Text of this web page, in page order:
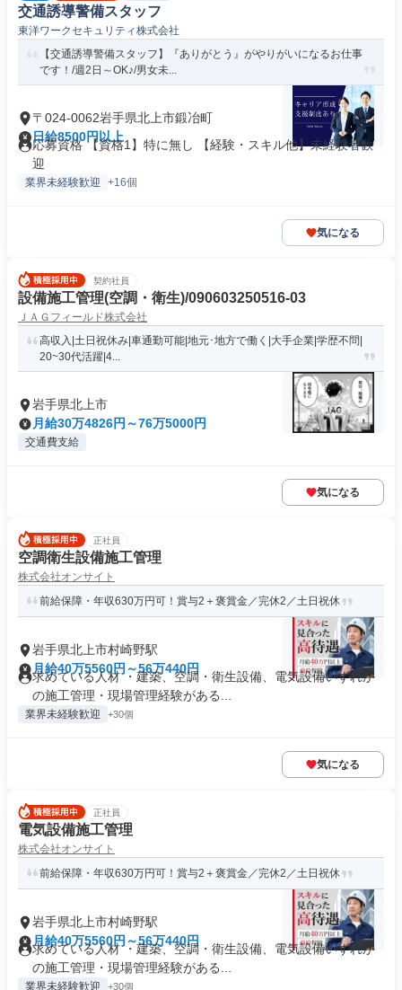
交通誘導警備スタッフ
東洋ワークセキュリティ株式会社
【交通誘導警備スタッフ】『ありがとう』がやりがいになるお仕事
です！/週2日～OK♪/男女未...
〒024-0062岩手県北上市鍛冶町
日給8500円以上
応募資格 【資格1】特に無し 【経験・スキル他】未経験者歓
迎
業界未経験歓迎 +16個
気になる
契約社員
設備施工管理(空調・衛生)/090603250516-03
ＪＡＧフィールド株式会社
高収入|土日祝休み|車通勤可能|地元･地方で働く|大手企業|学歴不問|
20~30代活躍|4...
岩手県北上市
月給30万4826円～76万5000円
交通費支給
気になる
正社員
空調衛生設備施工管理
株式会社オンサイト
前給保障・年収630万円可！賞与2＋褒賞金／完休2／土日祝休
岩手県北上市村崎野駅
月給40万5560円～56万440円
求めている人材 ・建築、空調・衛生設備、電気設備いずれか
の施工管理・現場管理経験がある...
業界未経験歓迎 +30個
気になる
正社員
電気設備施工管理
株式会社オンサイト
前給保障・年収630万円可！賞与2＋褒賞金／完休2／土日祝休
岩手県北上市村崎野駅
月給40万5560円～56万440円
求めている人材 ・建築、空調・衛生設備、電気設備いずれか
の施工管理・現場管理経験がある...
業界未経験歓迎 +30個